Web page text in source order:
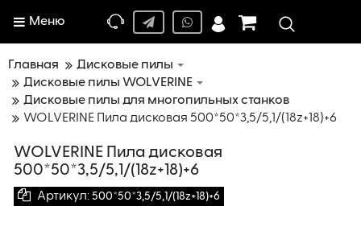
Меню
Главная
Дисковые пилы
Дисковые пилы WOLVERINE
Дисковые пилы для многопильных станков
WOLVERINE Пила дисковая 500*50*3,5/5,1/(18z+18)+6
WOLVERINE Пила дисковая
500*50*3,5/5,1/(18z+18)+6
Артикул: 500*50*3,5/5,1/(18z+18)+6